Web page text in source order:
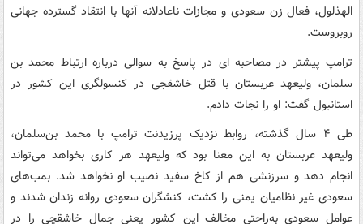
الهذلول، فعال زن سعودی و مجازات ناعادلانه آنها با انتقاد گسترده جهانی
روبروست.
ترامپ پیشتر در مصاحبه ای در پاسخ به سوالی درباره ارتباط محمد بن
سلمان، ولیعهد عربستان با قتل خاشقجی در کنسولگری این کشور در
استانبول گفت: او را نجات دادم.
طی ۴ سال گذشته، روابط نزدیک پرزیدنت ترامپ با محمد بن‌سلمان،
ولیعهد عربستان به این معنا بود که ولیعهد هر کاری بخواهد می‌تواند
انجام دهد و سرزنشی هم از کاخ سفید نصیب او نخواهد شد. بمب‌های
سعودی غیر نظامیان یمنی را کشت، کنشگران سعودی روانه زندان شدند و
عوامل سعودی به‌راحتی مخالف این کشور یعنی جمال خاشقچی را در